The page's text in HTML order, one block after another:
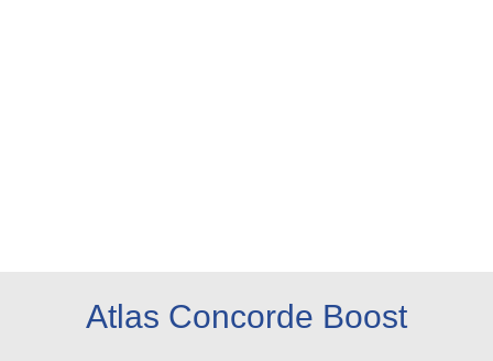
Atlas Concorde Boost